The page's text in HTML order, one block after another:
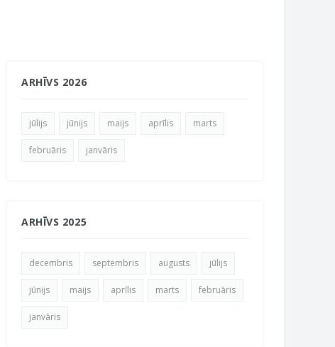
ARHĪVS 2026
jūlijs jūnijs maijs aprīlis marts
februāris janvāris
ARHĪVS 2025
decembris septembris augusts jūlijs
jūnijs maijs aprīlis marts februāris
janvāris